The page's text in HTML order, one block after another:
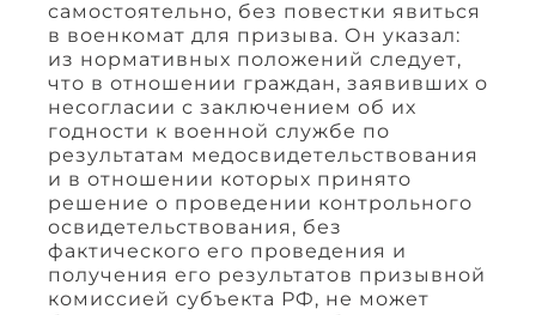
самостоятельно, без повестки явиться
в военкомат для призыва. Он указал:
из нормативных положений следует,
что в отношении граждан, заявивших о
несогласии с заключением об их
годности к военной службе по
результатам медосвидетельствования
и в отношении которых принято
решение о проведении контрольного
освидетельствования, без
фактического его проведения и
получения его результатов призывной
комиссией субъекта РФ, не может